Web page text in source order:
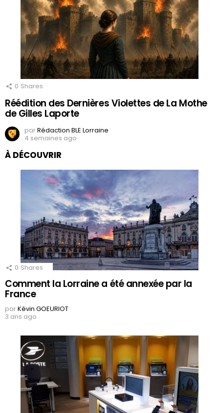
0 Shares
Réédition des Dernières Violettes de La Mothe
de Gilles Laporte
parRédaction BLE Lorraine
4 semaines ago
À DÉCOUVRIR
0 Shares
Comment la Lorraine a été annexée par la
France
parKévin GOEURIOT
3 ans ago